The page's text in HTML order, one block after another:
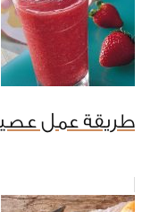
طريقة عمل عصير